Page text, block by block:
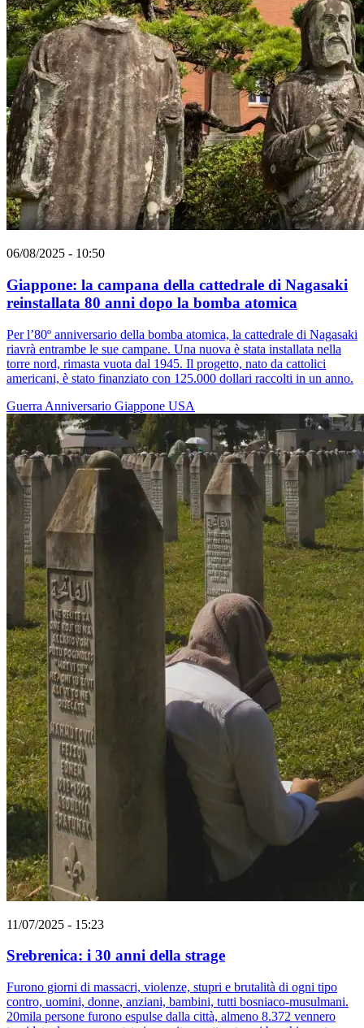
06/08/2025 - 10:50
Giappone: la campana della cattedrale di Nagasaki
reinstallata 80 anni dopo la bomba atomica
Per l’80º anniversario della bomba atomica, la cattedrale di Nagasaki
riavrà entrambe le sue campane. Una nuova è stata installata nella
torre nord, rimasta vuota dal 1945. Il progetto, nato da cattolici
americani, è stato finanziato con 125.000 dollari raccolti in un anno.
Guerra Anniversario Giappone USA
11/07/2025 - 15:23
Srebrenica: i 30 anni della strage
Furono giorni di massacri, violenze, stupri e brutalità di ogni tipo
contro, uomini, donne, anziani, bambini, tutti bosniaco-musulmani.
20mila persone furono espulse dalla città, almeno 8.372 vennero